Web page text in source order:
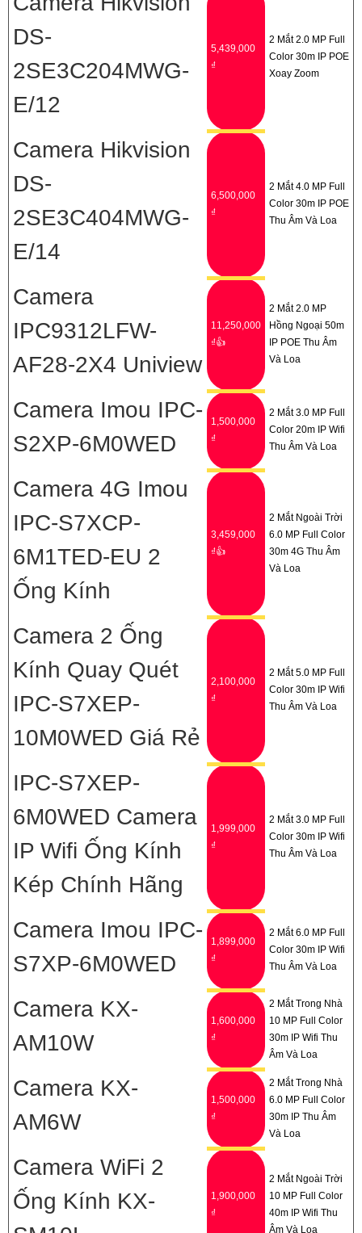
DS-
2SE3C204MWG-
E/12
5,439,000
₫
2 Mắt 2.0 MP Full
Color 30m IP POE
Xoay Zoom
Camera Hikvision
DS-
2SE3C404MWG-
E/14
6,500,000
₫
2 Mắt 4.0 MP Full
Color 30m IP POE
Thu Âm Và Loa
Camera
IPC9312LFW-
AF28-2X4 Uniview
11,250,000
₫👍
2 Mắt 2.0 MP
Hồng Ngoại 50m
IP POE Thu Âm
Và Loa
Camera Imou IPC-
S2XP-6M0WED
1,500,000
₫
2 Mắt 3.0 MP Full
Color 20m IP Wifi
Thu Âm Và Loa
Camera 4G Imou
IPC-S7XCP-
6M1TED-EU 2
Ống Kính
3,459,000
₫👍
2 Mắt Ngoài Trời
6.0 MP Full Color
30m 4G Thu Âm
Và Loa
Camera 2 Ống
Kính Quay Quét
IPC-S7XEP-
10M0WED Giá Rẻ
2,100,000
₫
2 Mắt 5.0 MP Full
Color 30m IP Wifi
Thu Âm Và Loa
IPC-S7XEP-
6M0WED Camera
IP Wifi Ống Kính
Kép Chính Hãng
1,999,000
₫
2 Mắt 3.0 MP Full
Color 30m IP Wifi
Thu Âm Và Loa
Camera Imou IPC-
S7XP-6M0WED
1,899,000
₫
2 Mắt 6.0 MP Full
Color 30m IP Wifi
Thu Âm Và Loa
Camera KX-
AM10W
1,600,000
₫
2 Mắt Trong Nhà
10 MP Full Color
30m IP Wifi Thu
Âm Và Loa
Camera KX-
AM6W
1,500,000
₫
2 Mắt Trong Nhà
6.0 MP Full Color
30m IP Thu Âm
Và Loa
Camera WiFi 2
Ống Kính KX-
1,900,000
₫
2 Mắt Ngoài Trời
10 MP Full Color
40m IP Wifi Thu
Âm Và Loa